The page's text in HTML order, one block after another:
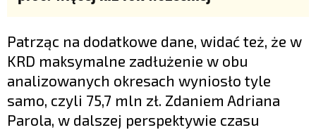
Patrząc na dodatkowe dane, widać też, że w
KRD maksymalne zadłużenie w obu
analizowanych okresach wyniosło tyle
samo, czyli 75,7 mln zł. Zdaniem Adriana
Parola, w dalszej perspektywie czasu